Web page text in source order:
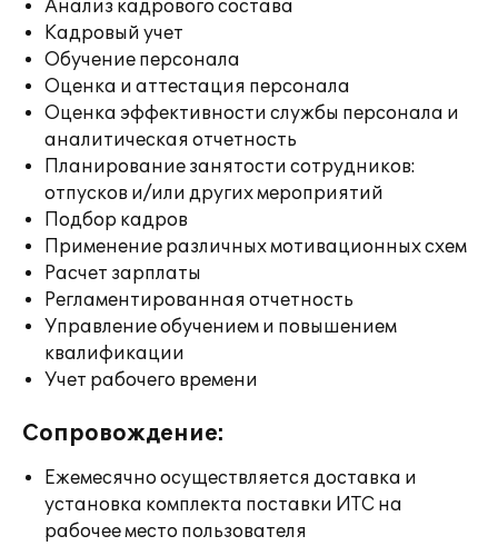
Анализ кадрового состава
Кадровый учет
Обучение персонала
Оценка и аттестация персонала
Оценка эффективности службы персонала и
аналитическая отчетность
Планирование занятости сотрудников:
отпусков и/или других мероприятий
Подбор кадров
Применение различных мотивационных схем
Расчет зарплаты
Регламентированная отчетность
Управление обучением и повышением
квалификации
Учет рабочего времени
Сопровождение:
Ежемесячно осуществляется доставка и
установка комплекта поставки ИТС на
рабочее место пользователя